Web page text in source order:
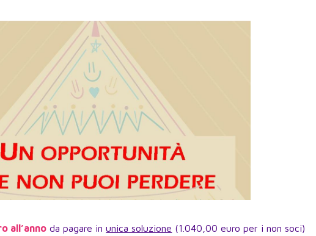
all’anno da pagare inunica soluzione (1.040,00 euro per i non soci)